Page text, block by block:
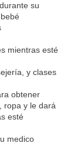
su
mientras esté
y clases
obtener
ropa y le dará
esté
medico